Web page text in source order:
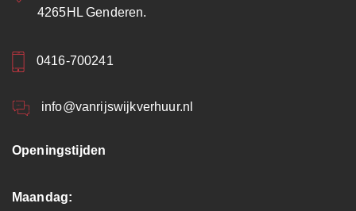
4265HL Genderen.
0416-700241
info@vanrijswijkverhuur.nl
Openingstijden
Maandag: